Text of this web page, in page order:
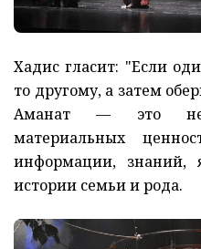
Хадис гласит: "Если
то другому, а затем
Аманат — это не
материальных
информации, знаний,
истории семьи и рода.